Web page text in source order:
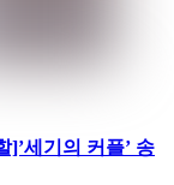
세기의 커플’ 송